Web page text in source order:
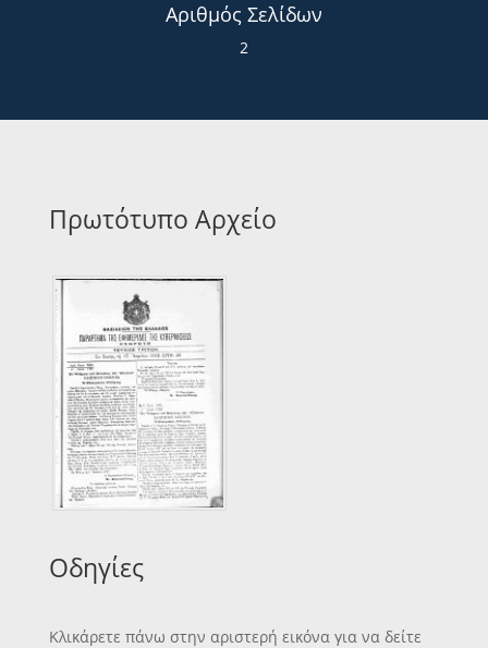
Αριθμός Σελίδων
2
Πρωτότυπο Αρχείο
Οδηγίες
Κλικάρετε πάνω στην αριστερή εικόνα για να δείτε